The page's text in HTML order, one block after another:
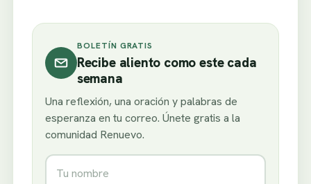
BOLETÍN GRATIS
Recibe aliento como este cada
semana
Una reflexión, una oración y palabras de
esperanza en tu correo. Únete gratis a la
comunidad Renuevo.
Nombre